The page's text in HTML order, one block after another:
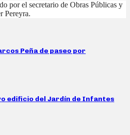
por el secretario de Obras Públicas y
Pereyra.
Peña de paseo por
edificio del Jardín de Infantes